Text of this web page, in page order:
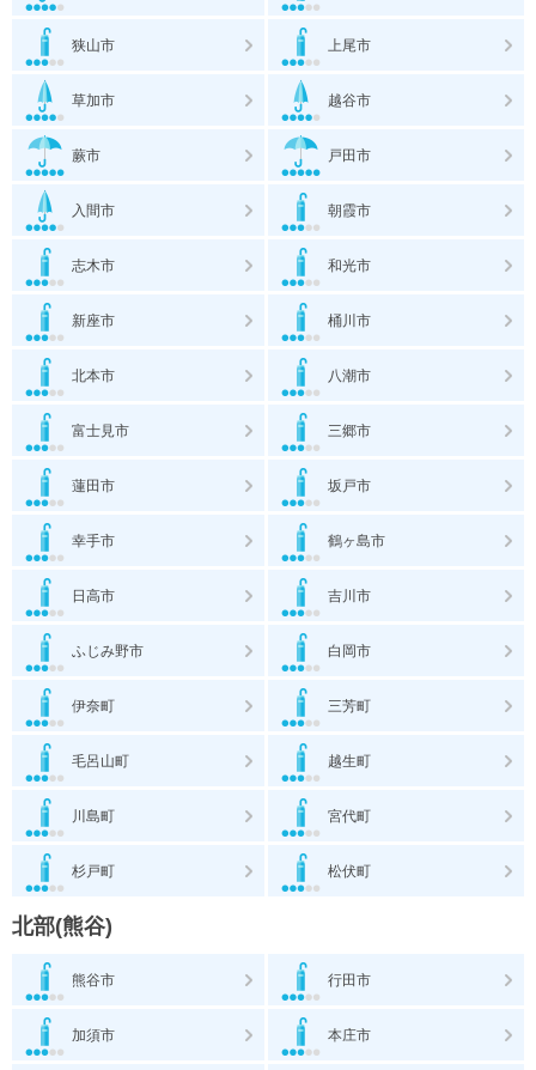
狭山市 上尾市
草加市 越谷市
蕨市 戸田市
入間市 朝霞市
志木市 和光市
新座市 桶川市
北本市 八潮市
富士見市 三郷市
蓮田市 坂戸市
幸手市 鶴ヶ島市
日高市 吉川市
ふじみ野市 白岡市
伊奈町 三芳町
毛呂山町 越生町
川島町 宮代町
杉戸町 松伏町
北部(熊谷)
熊谷市 行田市
加須市 本庄市